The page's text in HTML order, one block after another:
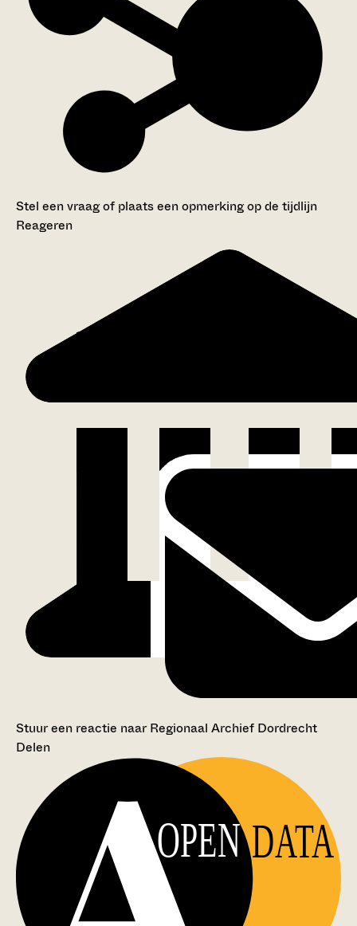
Stel een vraag of plaats een opmerking op de tijdlijn
Reageren
Stuur een reactie naar Regionaal Archief Dordrecht
Delen
OPEN DATA